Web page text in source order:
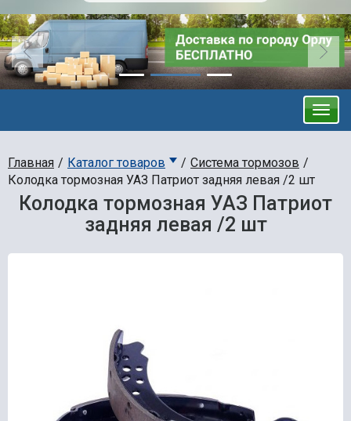
Главная Каталог товаров
Система тормозов
Колодка тормозная УАЗ Патриот задняя левая /2 шт
Колодка тормозная УАЗ Патриот
задняя левая /2 шт